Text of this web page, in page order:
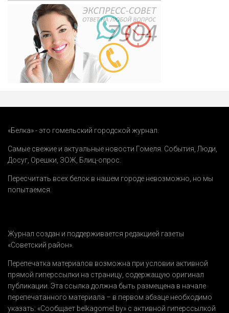
«Белка» - это гомельский городской журнал.
Самые свежие и актуальные новости Гомеля. События,Люди,
Досуг, Орешки, ЗОЖ, Блиц-опрос.
Пересчитать всех белок в нашем городе невозможно, но мы
попытаемся.
Журнал создан и поддерживается редакцией газеты
«Советский район».
Перепечатка материалов возможна при условии активной
прямой гиперссылки на страницу, содержащую оригинал
публикации. Эта ссылка должна быть размещена в начале
перепечатанного материала – в первом абзаце необходимо
указать: «Сообщает belkagomel.by» с активной гиперссылкой